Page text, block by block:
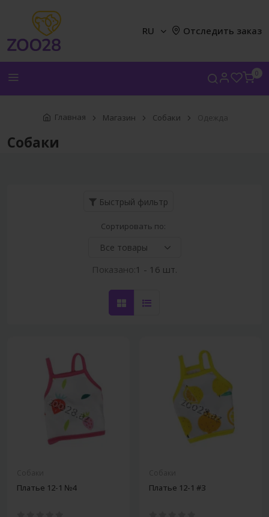
0
RU Отследить заказ
Главная Магазин Собаки Одежда
Собаки
Быстрый фильтр
Сортировать по:
Показано:1 - 16 шт.
Платье 12-1 №4 Платье 12-1 #3